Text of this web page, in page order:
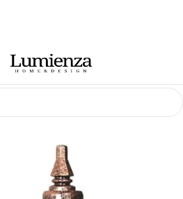
Fiyatına 3 Taksit Fırsatı